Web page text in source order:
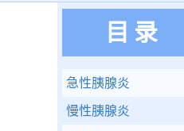
目录
急性胰腺炎
慢性胰腺炎